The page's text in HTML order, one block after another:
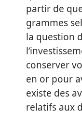
partir de
grammes
la question
conserver
en or pour
existe des
relatifs aux